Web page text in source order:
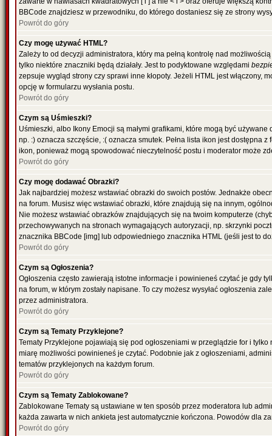
BBCode znajdziesz w przewodniku, do którego dostaniesz się ze strony
Powrót do góry
Czy mogę używać HTML?
Zależy to od decyzji administratora, który ma pełną kontrolę nad
tylko niektóre znaczniki będą działały. Jest to podyktowane względami
zepsuje wygląd strony czy sprawi inne kłopoty. Jeżeli HTML jest włączony,
opcję w formularzu wysłania postu.
Powrót do góry
Czym są Uśmieszki?
Uśmieszki, albo Ikony Emocji są małymi grafikami, które mogą być
np. :) oznacza szczęście, :( oznacza smutek. Pełna lista ikon jest dostępna
ikon, ponieważ mogą spowodować nieczytelność postu i moderator może
Powrót do góry
Czy mogę dodawać Obrazki?
Jak najbardziej możesz wstawiać obrazki do swoich postów. Jednakże
na forum. Musisz więc wstawiać obrazki, które znajdują się na innym,
Nie możesz wstawiać obrazków znajdujących się na twoim komputerze
przechowywanych na stronach wymagających autoryzacji, np. skrzynki
znacznika BBCode [img] lub odpowiedniego znacznika HTML (jeśli jest to
Powrót do góry
Czym są Ogłoszenia?
Ogłoszenia często zawierają istotne informacje i powinieneś czytać je gdy
na forum, w którym zostały napisane. To czy możesz wysyłać ogłoszenia
przez administratora.
Powrót do góry
Czym są Tematy Przyklejone?
Tematy Przyklejone pojawiają się pod ogłoszeniami w przeglądzie for i
miarę możliwości powinieneś je czytać. Podobnie jak z ogłoszeniami,
tematów przyklejonych na każdym forum.
Powrót do góry
Czym są Tematy Zablokowane?
Zablokowane Tematy są ustawiane w ten sposób przez moderatora lub
każda zawarta w nich ankieta jest automatycznie kończona. Powodów dla
Powrót do góry